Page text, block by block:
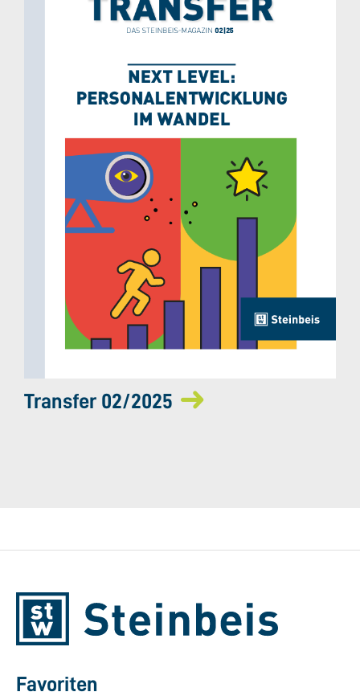
Transfer 02/2025
Favoriten